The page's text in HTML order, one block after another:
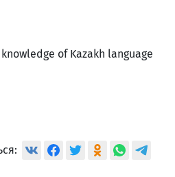
of Kazakh language